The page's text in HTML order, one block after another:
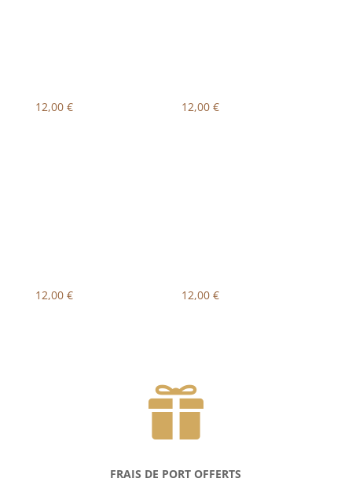
12,00 € 12,00€
12,00 € 12,00€

FRAIS DE PORT OFFERTS